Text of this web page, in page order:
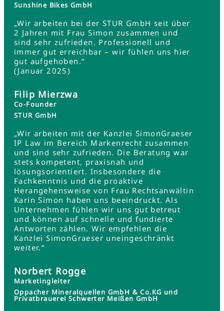
Sunshine Bikes GmbH
„Wir arbeiten bei der STUR GmbH seit über
2 Jahren mit Frau Simon zusammen und
sind sehr zufrieden. Professionell und
immer gut erreichbar – wir fühlen uns hier
gut aufgehoben.“
(Januar 2025)
Filip Mierzwa
Co-Founder
STUR GmbH
„Wir arbeiten mit der Kanzlei SimonGraeser
IP Law im Bereich Markenrecht zusammen
und sind sehr zufrieden. Die Beratung war
stets kompetent, praxisnah und
lösungsorientiert. Insbesondere die
Fachkenntnis und die proaktive
Herangehensweise von Frau Rechtsanwältin
Karin Simon haben uns beeindruckt. Als
Unternehmen fühlen wir uns gut betreut
und können auf schnelle und fundierte
Antworten zählen. Wir empfehlen die
Kanzlei SimonGraeser uneingeschränkt
weiter.“
Norbert Rogge
Marketingleiter
Oppacher Mineralquellen GmbH & Co.KG und
Privatbrauerei Schwerter Meißen GmbH